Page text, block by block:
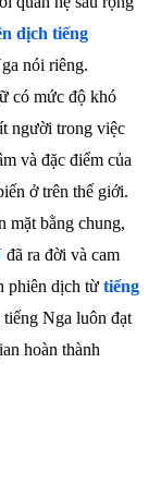
dịch tiếng
nói riêng.
có mức độ khó
người trong việc
và đặc điểm của
ở trên thế giới.
mặt bằng chung,
đã ra đời và cam
phiên dịch từ tiếng
Nga luôn đạt
hoàn thành